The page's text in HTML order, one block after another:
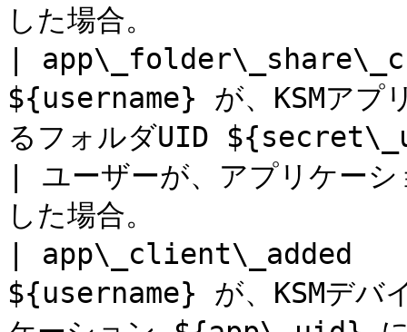
した場合。
|
${username} が、KSMア
るフォルダUID
| ユーザーが、アプリケー
した場合。
| app\_client\_added
${username} が、KSMデ